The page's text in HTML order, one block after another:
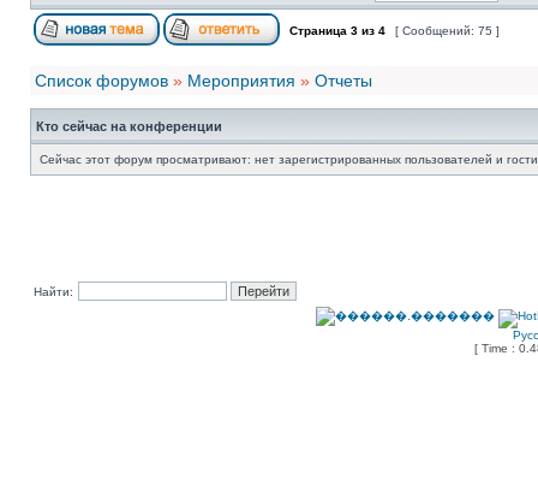
Страница 3 из 4 [ Сообщений: 75 ]
Список форумов » Мероприятия » Отчеты
Кто сейчас на конференции
Сейчас этот форум просматривают: нет зарегистрированных пользователей и
Найти:
[ Time :